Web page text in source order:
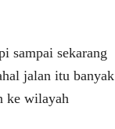
sampai sekarang
jalan itu banyak
ke wilayah